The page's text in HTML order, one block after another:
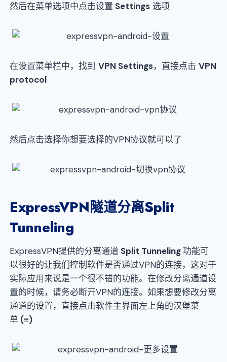
然后在菜单选项中点击设置 Settings 选项
在设置菜单栏中，找到VPN Settings，直接点击VPN
protocol
然后点击选择你想要选择的VPN协议就可以了
ExpressVPN隧道分离Split
Tunneling
ExpressVPN提供的分离通道 Split Tunneling功能可
以很好的让我们控制软件是否通过VPN的连接，这对于
实际应用来说是一个很不错的功能。在修改分离通道设
置的时候，请务必断开VPN的连接。如果想要修改分离
通道的设置，直接点击软件主界面左上角的汉堡菜
单 (≡)